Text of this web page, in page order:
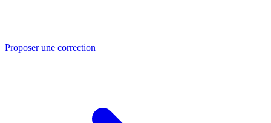
Proposer une correction